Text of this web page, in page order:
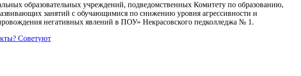
образовательных учреждений, подведомственных Комитету по образованию,
занятий с обучающимися по снижению уровня агрессивности и
негативных явлений в ПОУ» Некрасовского педколледжа № 1.